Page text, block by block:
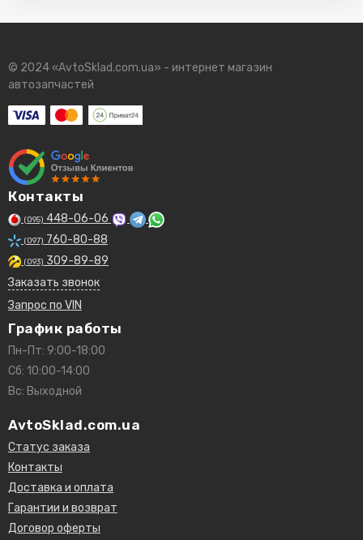
© 2024 «AvtoSklad.com.ua» - интернет магазин
автозапчастей
Контакты
(095) 448-06-06
(097) 760-80-88
(093) 309-89-89
Заказать звонок
Запрос по VIN
График работы
Пн-Пт: 9:00-18:00
Сб: 10:00-14:00
Вс: Выходной
AvtoSklad.com.ua
Статус заказа
Контакты
Доставка и оплата
Гарантии и возврат
Договор оферты